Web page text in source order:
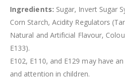
Ingredients: Sugar, Invert Sugar
Corn Starch, Acidity Regulators
Natural and Artificial Flavour,
E133).
E102, E110, and E129 may have
and attention in children.